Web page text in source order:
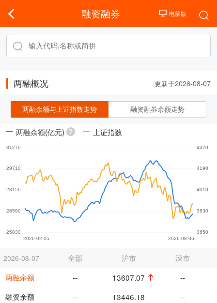
融资融券
两融概况 更新于2026-08-07
两融余额与上证指数走势 融资融券余额走势
两融余额(亿元) 上证指数
2026-08-07
两融余额
融资余额
全部 沪市
深市
--
13607.07
--
--
13446.18
--